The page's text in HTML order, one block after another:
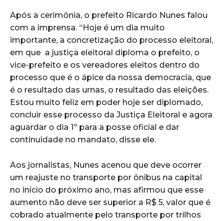
Após a cerimônia, o prefeito Ricardo Nunes falou
com a imprensa. “Hoje é um dia muito
importante, a concretização do processo eleitoral,
em que a justiça eleitoral diploma o prefeito, o
vice-prefeito e os vereadores eleitos dentro do
processo que é o ápice da nossa democracia, que
é o resultado das urnas, o resultado das eleições.
Estou muito feliz em poder hoje ser diplomado,
concluir esse processo da Justiça Eleitoral e agora
aguardar o dia 1º para a posse oficial e dar
continuidade no mandato, disse ele.
Aos jornalistas, Nunes acenou que deve ocorrer
um reajuste no transporte por ônibus na capital
no início do próximo ano, mas afirmou que esse
aumento não deve ser superior a R$ 5, valor que é
cobrado atualmente pelo transporte por trilhos